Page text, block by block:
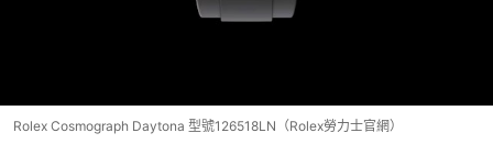
Rolex Cosmograph Daytona 型號126518LN（Rolex勞力士官網）